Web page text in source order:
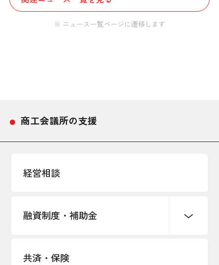
※ ニュース一覧ページに遷移します
商工会議所の支援
経営相談
融資制度・補助金
マル経融資
共済・保険